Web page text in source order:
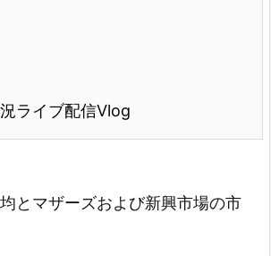
ライブ配信Vlog
とマザーズおよび新興市場の市